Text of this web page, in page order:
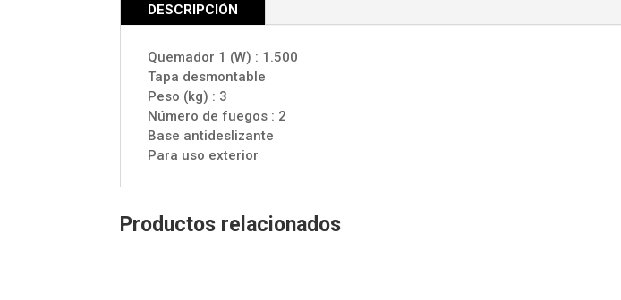
DESCRIPCIÓN
Quemador 1 (W) : 1.500
Tapa desmontable
Peso (kg) : 3
Número de fuegos : 2
Base antideslizante
Para uso exterior
Productos relacionados